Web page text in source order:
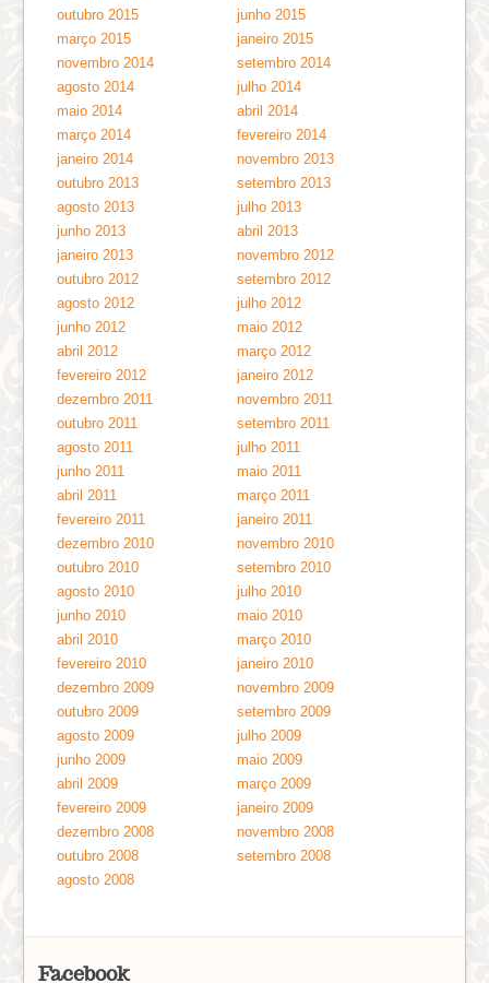
outubro 2015
junho 2015
março 2015
janeiro 2015
novembro 2014
setembro 2014
agosto 2014
julho 2014
maio 2014
abril 2014
março 2014
fevereiro 2014
janeiro 2014
novembro 2013
outubro 2013
setembro 2013
agosto 2013
julho 2013
junho 2013
abril 2013
janeiro 2013
novembro 2012
outubro 2012
setembro 2012
agosto 2012
julho 2012
junho 2012
maio 2012
abril 2012
março 2012
fevereiro 2012
janeiro 2012
dezembro 2011
novembro 2011
outubro 2011
setembro 2011
agosto 2011
julho 2011
junho 2011
maio 2011
abril 2011
março 2011
fevereiro 2011
janeiro 2011
dezembro 2010
novembro 2010
outubro 2010
setembro 2010
agosto 2010
julho 2010
junho 2010
maio 2010
abril 2010
março 2010
fevereiro 2010
janeiro 2010
dezembro 2009
novembro 2009
outubro 2009
setembro 2009
agosto 2009
julho 2009
junho 2009
maio 2009
abril 2009
março 2009
fevereiro 2009
janeiro 2009
dezembro 2008
novembro 2008
outubro 2008
setembro 2008
agosto 2008
Facebook